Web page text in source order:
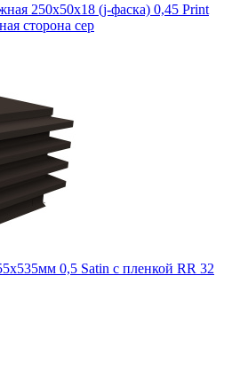
250х50х18 (j-фаска) 0,45 Print
сторона сер
0,5 Satin с пленкой RR 32